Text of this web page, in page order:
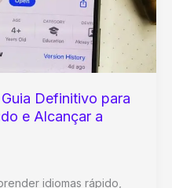
Definitivo para
e Alcançar a
idiomas rápido,